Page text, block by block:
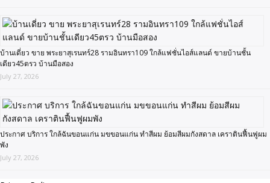
บ้านเดี่ยว ขาย พระยาสุเรนทร์28 รามอินทรา109 ใกล้แฟชั่นไอส์แลนด์ ขายบ้านชั้น
เดียว45ตรว บ้านมือสอง
July 27, 2026
ประกาศ บริการ ใกล้ฉันขอนแก่น มขขอนแก่น ทำสีผม ย้อมสีผมกังสดาล เคราตินฟื้นฟูผม
พัง
July 27, 2026